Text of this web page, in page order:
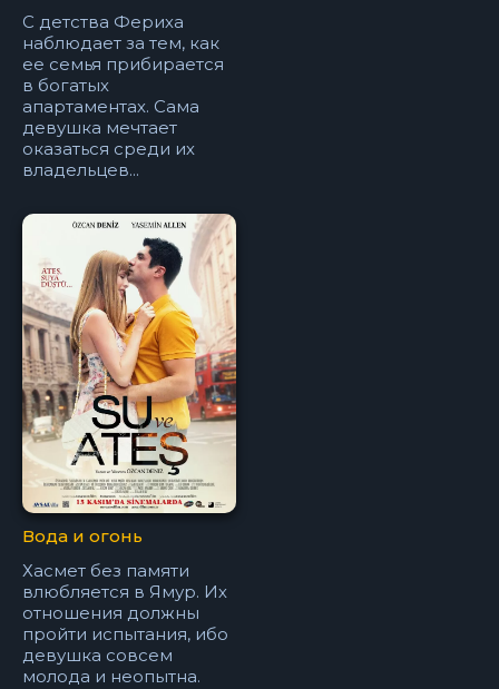
С детства Фериха
наблюдает за тем, как
ее семья прибирается
в богатых
апартаментах. Сама
девушка мечтает
оказаться среди их
владельцев...
Вода и огонь
Хасмет без памяти
влюбляется в Ямур. Их
отношения должны
пройти испытания, ибо
девушка совсем
молода и неопытна.